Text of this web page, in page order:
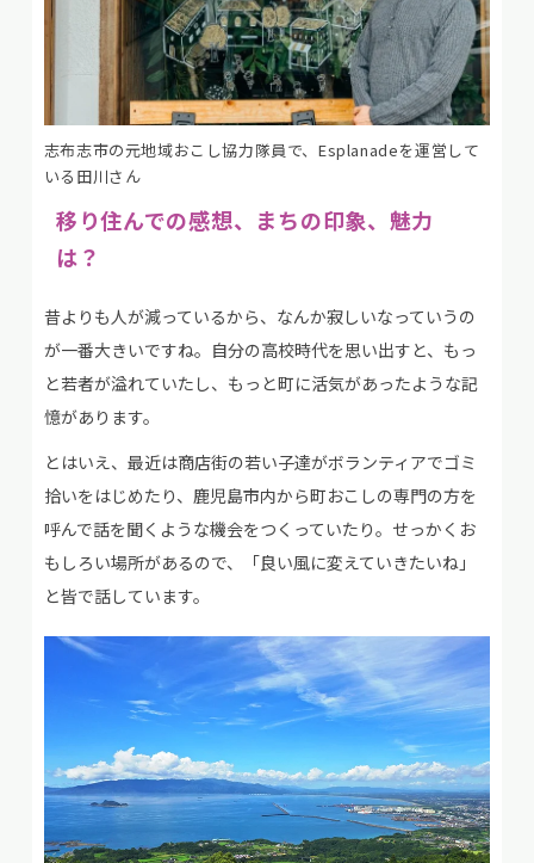
志布志市の元地域おこし協力隊員で、Esplanadeを運営して
いる田川さん
移り住んでの感想、まちの印象、魅力
は？
昔よりも人が減っているから、なんか寂しいなっていうの
が一番大きいですね。自分の高校時代を思い出すと、もっ
と若者が溢れていたし、もっと町に活気があったような記
憶があります。
とはいえ、最近は商店街の若い子達がボランティアでゴミ
拾いをはじめたり、鹿児島市内から町おこしの専門の方を
呼んで話を聞くような機会をつくっていたり。せっかくお
もしろい場所があるので、「良い風に変えていきたいね」
と皆で話しています。